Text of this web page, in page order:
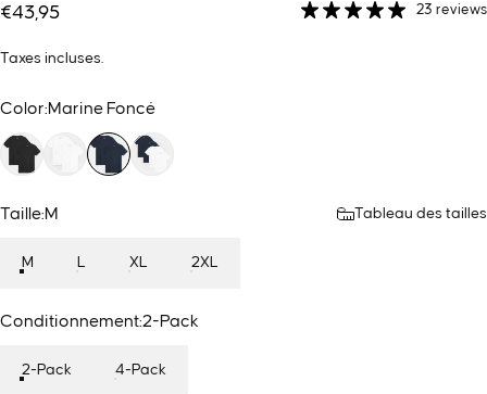
€43,95 23 reviews
Taxes incluses.
Color
Color:Marine Foncé
Taille
Taille:M Tableau des tailles
M XL 2XL
Conditionnement
Conditionnement:2-Pack
2-Pack 4-Pack